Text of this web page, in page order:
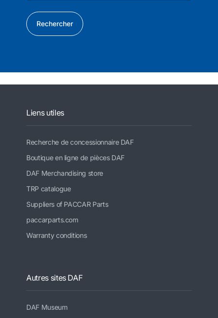
Rechercher
Liens utiles
Recherche de concessionnaire DAF
Boutique en ligne de pièces DAF
DAF Merchandising store
TRP catalogue
Suppliers of PACCAR Parts
paccarparts.com
Warranty conditions
Autres sites DAF
DAF Museum